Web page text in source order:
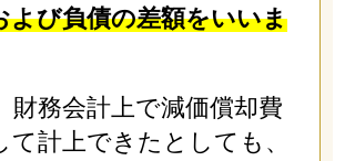
よび負債の差額をいいま
財務会計上で減価償却費
て計上できたとしても、